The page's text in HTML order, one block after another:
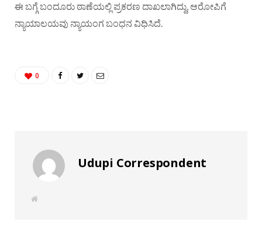
ಈ ಬಗ್ಗೆ ಬಂದೂರು ಠಾಣೆಯಲ್ಲಿ ಪ್ರಕರಣ ದಾಖಲಾಗಿದ್ದು, ಆರೋಪಿಗೆ
ನ್ಯಾಯಾಲಯವು ನ್ಯಾಯಂಗ ಬಂಧನ ವಿಧಿಸಿದೆ.
0
Udupi Correspondent
W